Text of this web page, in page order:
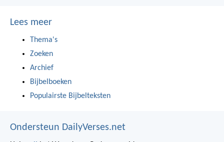
Lees meer
Thema's
Zoeken
Archief
Bijbelboeken
Populairste Bijbelteksten
Ondersteun DailyVerses.net